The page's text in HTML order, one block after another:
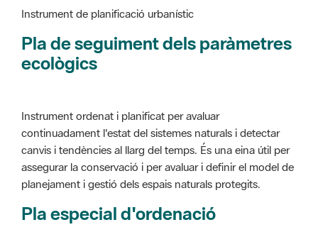
ecològics
Instrument ordenat i planificat per avaluar
assegurar la conservació i per avaluar i definir el model de
planejament i gestió dels espais naturals protegits.
Pla especial d'ordenació
Instrument de planificació urbanístic